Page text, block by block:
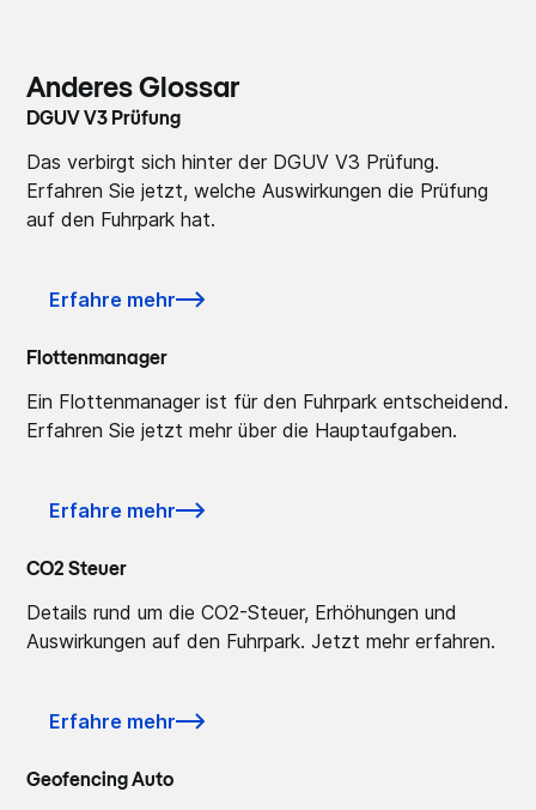
Anderes Glossar
DGUV V3 Prüfung
Das verbirgt sich hinter der DGUV V3 Prüfung.
Erfahren Sie jetzt, welche Auswirkungen die Prüfung
auf den Fuhrpark hat.
Erfahre mehr
Flottenmanager
Ein Flottenmanager ist für den Fuhrpark entscheidend.
Erfahren Sie jetzt mehr über die Hauptaufgaben.
Erfahre mehr
CO2 Steuer
Details rund um die CO2-Steuer, Erhöhungen und
Auswirkungen auf den Fuhrpark. Jetzt mehr erfahren.
Erfahre mehr
Geofencing Auto